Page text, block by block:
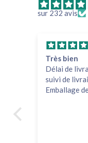
sur 232 avis
Très bien
Délai de
suivi de
Emballage